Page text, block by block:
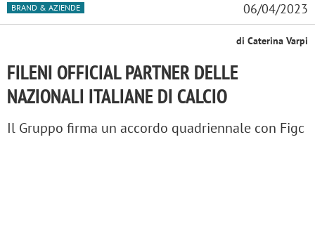
BRAND & AZIENDE 06/04/2023
di Caterina Varpi
FILENI OFFICIAL PARTNER DELLE
NAZIONALI ITALIANE DI CALCIO
Il Gruppo firma un accordo quadriennale con Figc